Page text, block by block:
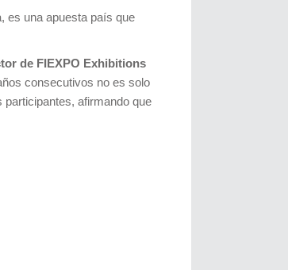
es una apuesta país que
de FIEXPO Exhibitions
consecutivos no es solo
participantes, afirmando que